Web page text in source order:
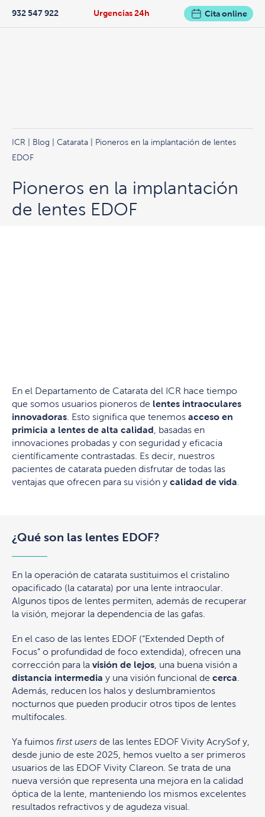
Urgencias 24h
932 547 922 Cita online
ICR Blog Catarata | Pioneros en la implantación de lentes
EDOF
Pioneros en la implantación
de lentes EDOF
En el Departamento de Catarata del ICR hace tiempo
que somos usuarios pioneros de lentes intraoculares
innovadoras . Esto significa que tenemos acceso en
primicia a lentes de alta calidad , basadas en
innovaciones probadas y con seguridad y eficacia
científicamente contrastadas. Es decir, nuestros
pacientes de catarata pueden disfrutar de todas las
ventajas que ofrecen para su visión y calidad de vida
¿Qué son las lentes EDOF?
En la operación de catarata sustituimos el cristalino
opacificado (la catarata) por una lente intraocular.
Algunos tipos de lentes permiten, además de recuperar
la visión, mejorar la dependencia de las gafas.
En el caso de las lentes EDOF (“Extended Depth of
Focus” o profundidad de foco extendida), ofrecen una
corrección para la visión de lejos , una buena visión a
distancia intermedia y una visión funcional de cerca
Además, reducen los halos y deslumbramientos
nocturnos que pueden producir otros tipos de lentes
multifocales.
Ya fuimos first users de las lentes EDOF Vivity AcrySof y,
desde junio de este 2025, hemos vuelto a ser primeros
usuarios de las EDOF Vivity Clareon. Se trata de una
nueva versión que representa una mejora en la calidad
óptica de la lente, manteniendo los mismos excelentes
resultados refractivos y de agudeza visual.